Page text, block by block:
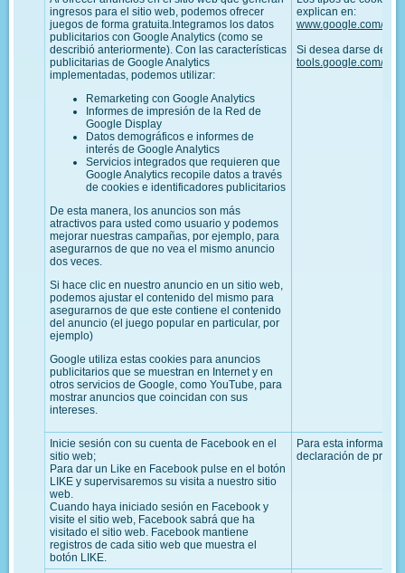
ingresos para el sitio web, podemos ofrecer
juegos de forma gratuita.Integramos los datos
publicitarios con Google Analytics (como se
describió anteriormente). Con las características
publicitarias de Google Analytics
implementadas, podemos utilizar:
Remarketing con Google Analytics
Informes de impresión de la Red de
Google Display
Datos demográficos e informes de
interés de Google Analytics
Servicios integrados que requieren que
Google Analytics recopile datos a través
de cookies e identificadores publicitarios
De esta manera, los anuncios son más
atractivos para usted como usuario y podemos
mejorar nuestras campañas, por ejemplo, para
asegurarnos de que no vea el mismo anuncio
dos veces.
Si hace clic en nuestro anuncio en un sitio web,
podemos ajustar el contenido del mismo para
asegurarnos de que este contiene el contenido
del anuncio (el juego popular en particular, por
ejemplo)
Google utiliza estas cookies para anuncios
publicitarios que se muestran en Internet y en
otros servicios de Google, como YouTube, para
mostrar anuncios que coincidan con sus
intereses.
explican en:
www.google.com/
Si desea darse de
tools.google.com/
Inicie sesión con su cuenta de Facebook en el
sitio web;
Para dar un Like en Facebook pulse en el botón
LIKE y supervisaremos su visita a nuestro sitio
web.
Cuando haya iniciado sesión en Facebook y
visite el sitio web, Facebook sabrá que ha
visitado el sitio web. Facebook mantiene
registros de cada sitio web que muestra el
botón LIKE.
Para esta
declaración de